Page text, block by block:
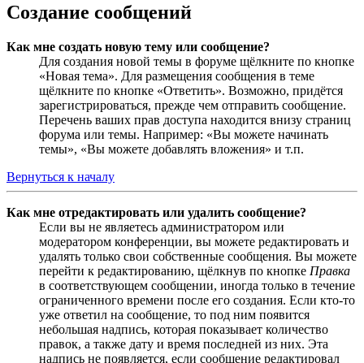
Создание сообщений
Как мне создать новую тему или сообщение?
Для создания новой темы в форуме щёлкните по кнопке
«Новая тема». Для размещения сообщения в теме
щёлкните по кнопке «Ответить». Возможно, придётся
зарегистрироваться, прежде чем отправить сообщение.
Перечень ваших прав доступа находится внизу страниц
форума или темы. Например: «Вы можете начинать
темы», «Вы можете добавлять вложения» и т.п.
Вернуться к началу
Как мне отредактировать или удалить сообщение?
Если вы не являетесь администратором или
модератором конференции, вы можете редактировать и
удалять только свои собственные сообщения. Вы можете
перейти к редактированию, щёлкнув по кнопке Правка
в соответствующем сообщении, иногда только в течение
ограниченного времени после его создания. Если кто-то
уже ответил на сообщение, то под ним появится
небольшая надпись, которая показывает количество
правок, а также дату и время последней из них. Эта
надпись не появляется, если сообщение редактировал